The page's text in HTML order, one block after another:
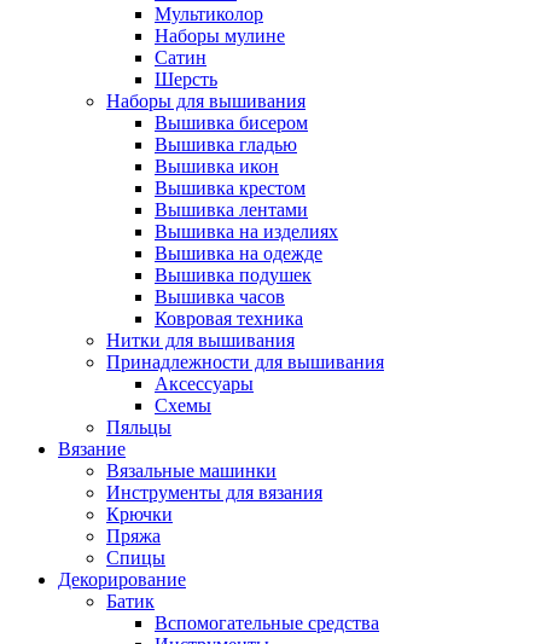
Мультиколор
Наборы мулине
Сатин
Шерсть
Наборы для вышивания
Вышивка бисером
Вышивка гладью
Вышивка икон
Вышивка крестом
Вышивка лентами
Вышивка на изделиях
Вышивка на одежде
Вышивка подушек
Вышивка часов
Ковровая техника
Нитки для вышивания
Принадлежности для вышивания
Аксессуары
Схемы
Пяльцы
Вязание
Вязальные машинки
Инструменты для вязания
Крючки
Пряжа
Спицы
Декорирование
Батик
Вспомогательные средства